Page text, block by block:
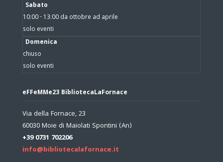
Sabato
10:00 - 13:00 da ottobre ad aprile
solo eventi
Domenica
chiuso
solo eventi
eFFeMMe23 BibliotecaLaFornace
Via della Fornace, 23
60030 Moie di Maiolati Spontini (An)
+39 0731 702206
info@bibliotecalafornace.it